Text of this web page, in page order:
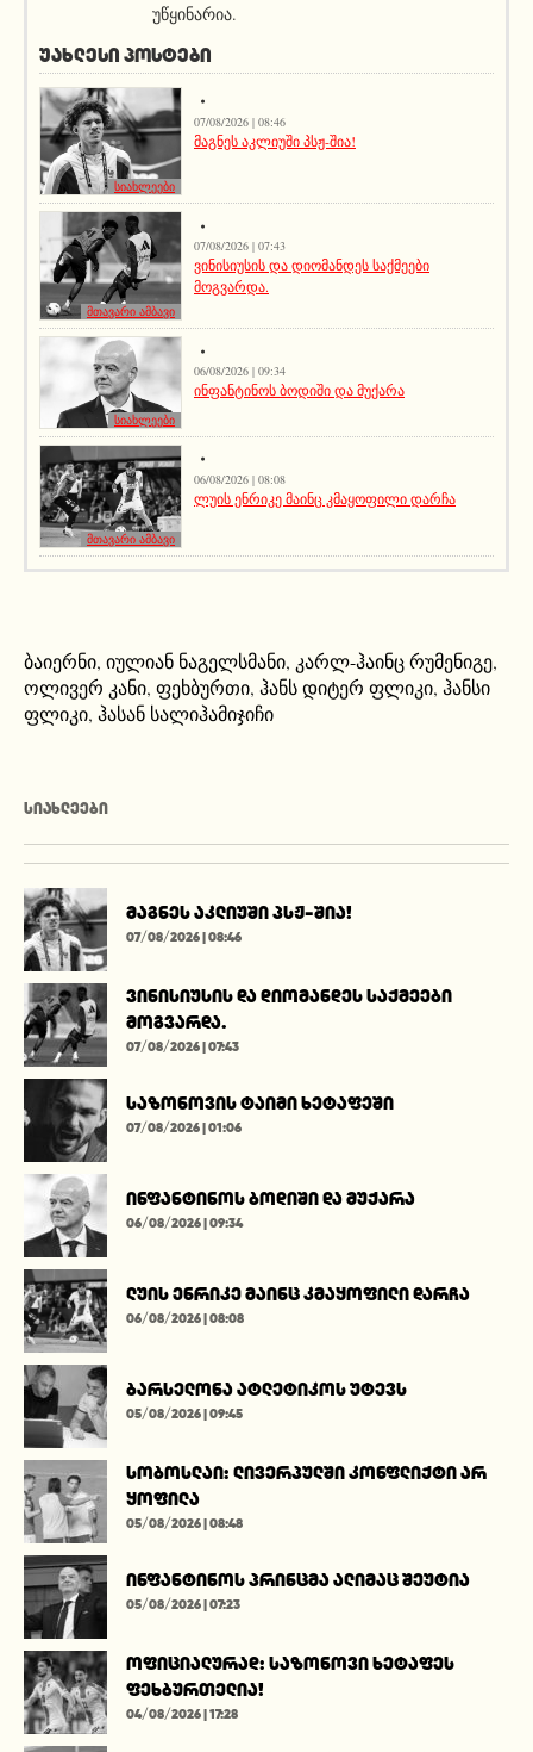
უწყინარია.
ᲣᲐᲮᲚᲔᲡᲘ ᲞᲝᲡᲢᲔᲑᲘ
სიახლეები
07/08/2026 | 08:46
მაგნეს აკლიუში პსჟ-შია!
მთავარი ამბავი
07/08/2026 | 07:43
ვინისიუსის და დიომანდეს საქმეები
მოგვარდა.
სიახლეები
06/08/2026 | 09:34
ინფანტინოს ბოდიში და მუქარა
მთავარი ამბავი
06/08/2026 | 08:08
ლუის ენრიკე მაინც კმაყოფილი დარჩა
ბაიერნი, იულიან ნაგელსმანი, კარლ-ჰაინც რუმენიგე,
ოლივერ კანი, ფეხბურთი, ჰანს დიტერ ფლიკი, ჰანსი
ფლიკი, ჰასან სალიჰამიჯიჩი
ᲡᲘᲐᲮᲚᲔᲔᲑᲘ
მაგნეს აკლიუში პსჟ-შია!
07/08/2026 | 08:46
ვინისიუსის და დიომანდეს საქმეები
მოგვარდა.
07/08/2026 | 07:43
საზონოვის ტაიმი ხეტაფეში
07/08/2026 | 01:06
ინფანტინოს ბოდიში და მუქარა
06/08/2026 | 09:34
ლუის ენრიკე მაინც კმაყოფილი დარჩა
06/08/2026 | 08:08
ბარსელონა ატლეტიკოს უტევს
05/08/2026 | 09:45
სობოსლაი: ლივერპულში კონფლიქტი არ
ყოფილა
05/08/2026 | 08:48
ინფანტინოს პრინცმა ალიმაც შეუტია
05/08/2026 | 07:23
ოფიციალურად: საზონოვი ხეტაფეს
ფეხბურთელია!
04/08/2026 | 17:28